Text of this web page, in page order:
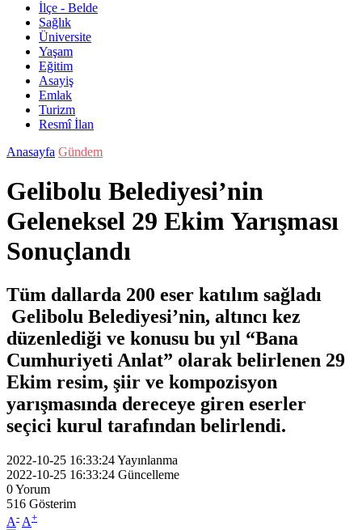
İlçe - Belde
Sağlık
Üniversite
Yaşam
Eğitim
Asayiş
Emlak
Turizm
Resmî İlan
Anasayfa Gündem
Gelibolu Belediyesi’nin
Geleneksel 29 Ekim Yarışması
Sonuçlandı
Tüm dallarda 200 eser katılım sağladı
Gelibolu Belediyesi’nin, altıncı kez
düzenlediği ve konusu bu yıl “Bana
Cumhuriyeti Anlat” olarak belirlenen 29
Ekim resim, şiir ve kompozisyon
yarışmasında dereceye giren eserler
seçici kurul tarafından belirlendi.
2022-10-25 16:33:24Yayınlanma
2022-10-25 16:33:24 Güncelleme
0Yorum
516 Gösterim
A- A+